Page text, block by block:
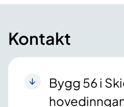
Kontakt
Bygg 56 i